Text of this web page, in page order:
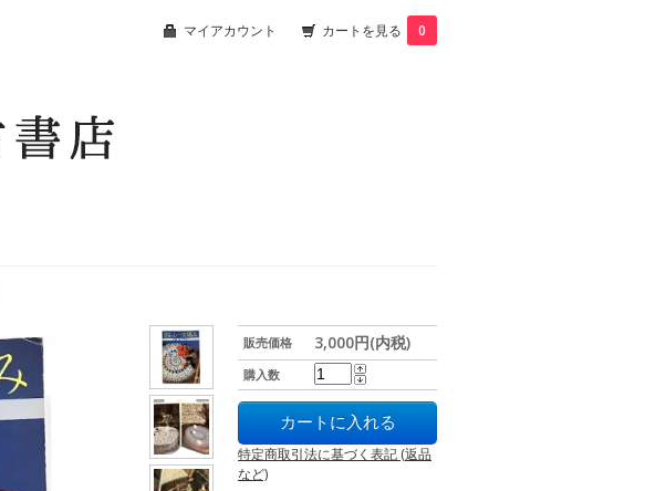
マイアカウント カートを見る 0
販売価格 3,000円(内税)
購入数
特定商取引法に基づく表記 (返品
など)